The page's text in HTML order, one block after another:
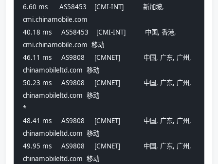
6.60 ms      AS58453    [CMI-INT]          新加坡,
cmi.chinamobile.com
40.18 ms     AS58453    [CMI-INT]          中国, 香港,
cmi.chinamobile.com  移动
46.11 ms     AS9808     [CMNET]            中国, 广东, 广州,
chinamobileltd.com  移动
50.23 ms     AS9808     [CMNET]            中国, 广东, 广州,
chinamobileltd.com  移动
*
48.41 ms     AS9808     [CMNET]            中国, 广东, 广州,
chinamobileltd.com  移动
49.95 ms     AS9808     [CMNET]            中国, 广东, 广州,
chinamobileltd.com  移动